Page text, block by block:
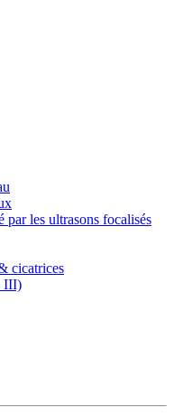
par les ultrasons focalisés
cicatrices
III)